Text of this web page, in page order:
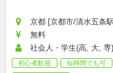
京都 [京都市/清水五条
無料
社会人・学生(高, 大, 専
初心者歓迎 短時間でも可